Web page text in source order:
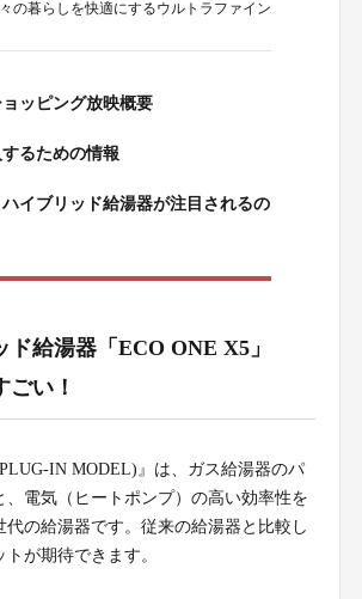
の暮らしを快適にするウルトラファイン
ッピング放映概要
るための情報
イブリッド給湯器が注目されるの
ド給湯器「ECO ONE X5」
ごい！
IN MODEL)』は、ガス給湯器のパ
、電気（ヒートポンプ）の高い効率性を
代の給湯器です。従来の給湯器と比較し
が期待できます。